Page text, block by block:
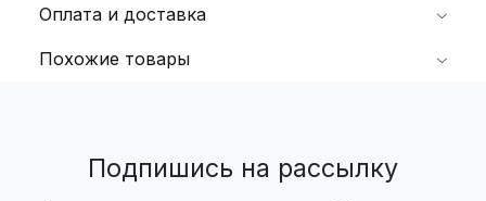
Оплата и доставка
Похожие товары
Подпишись на рассылку